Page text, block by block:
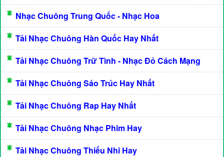
Nhạc Chuông Trung Quốc - Nhạc Hoa
Tải Nhạc Chuông Hàn Quốc Hay Nhất
Tải Nhạc Chuông Trữ Tình - Nhạc Đỏ Cách Mạng
Tải Nhạc Chuông Sáo Trúc Hay Nhất
Tải Nhạc Chuông Rap Hay Nhất
Tải Nhạc Chuông Nhạc Phim Hay
Tải Nhạc Chuông Thiếu Nhi Hay